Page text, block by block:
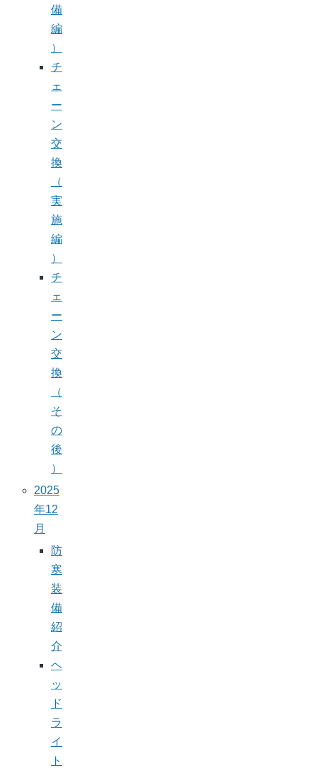
備
編
）
チ
ェ
ー
ン
交
換
（
実
施
編
）
チ
ェ
ー
ン
交
換
（
そ
の
後
）
2025
年12
月
防
寒
装
備
紹
介
ヘ
ッ
ド
ラ
イ
ト